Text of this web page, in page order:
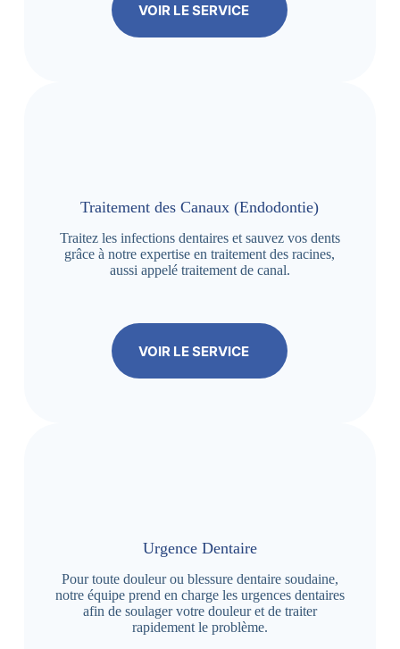
VOIR LE SERVICE
Traitement des Canaux (Endodontie)
Traitez les infections dentaires et sauvez vos dents
grâce à notre expertise en traitement des racines,
aussi appelé traitement de canal.
VOIR LE SERVICE
Urgence Dentaire
Pour toute douleur ou blessure dentaire soudaine,
notre équipe prend en charge les urgences dentaires
afin de soulager votre douleur et de traiter
rapidement le problème.